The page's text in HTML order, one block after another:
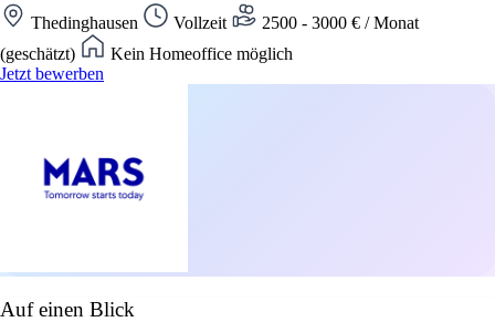
Thedinghausen Vollzeit
2500 - 3000 € / Monat
(geschätzt)
Kein Homeoffice möglich
Jetzt bewerben
Auf einen Blick